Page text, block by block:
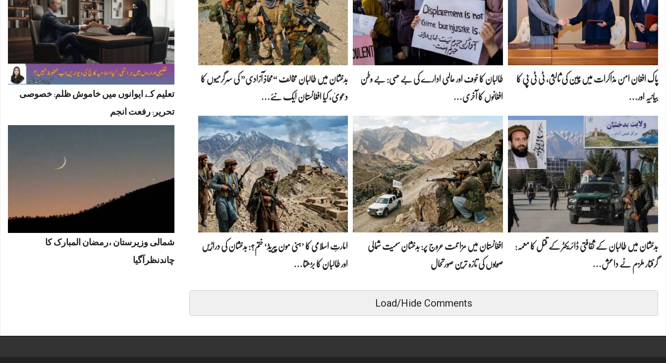
پاک افغان امن مذاکرات میں چین کی ثالثی، ٹی ٹی پی کا
بیانیہ اور…
طالبان کا خوف اور عالمی ادارے کی بے حسی: بے وطن
افغانوں کا آخری…
بدخشان میں طالبان مخالف “محاذِ آزادی” کی سرگرمیوں کا
دعویٰ، کیا افغانستان ایک نئے…
بدخشان میں طالبان کے ثقافتی ڈائریکٹر کے قتل کا معمہ:
گرفتار ملزم نے داعش…
افغانستان میں مزاحمت عروج پر: بدخشان سمیت شمالی
صوبوں کی تازہ ترین صورتحال
امارتِ اسلامی کا ’ہنی مون پیریڈ‘ ختم؟: بدخشان کی دراڑیں
اور طالبان کا بڑھتا…
Load/Hide Comments
تعلیم کے ایوانوں میں خاموش ظلم: خصوصی
تحریر: رفعت انجم
شمالی وزیرستان ،رمضان المبارک کا
چاندنظرآگیا